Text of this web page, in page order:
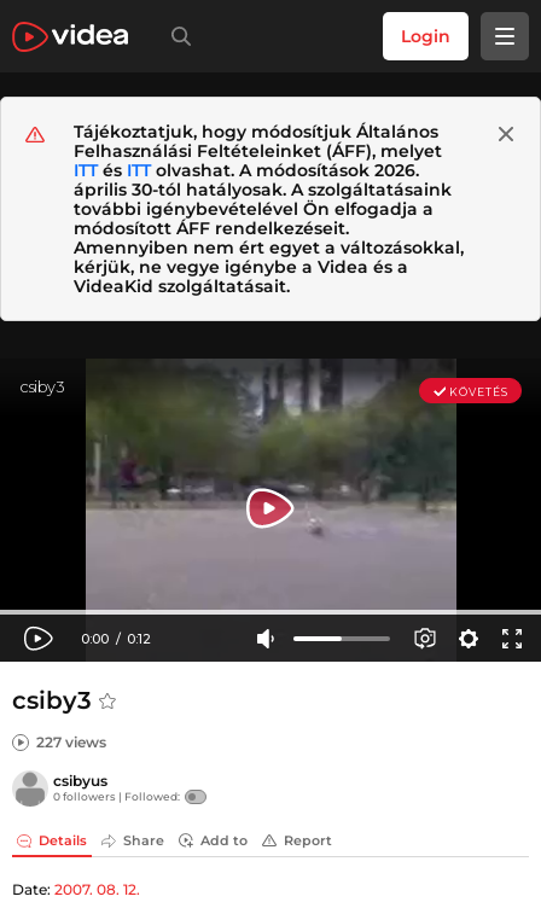
Login
Tájékoztatjuk, hogy módosítjuk Általános
Felhasználási Feltételeinket (ÁFF), melyet
ITTés ITTolvashat. A módosítások 2026.
április 30-tól hatályosak. A szolgáltatásaink
további igénybevételével Ön elfogadja a
módosított ÁFF rendelkezéseit.
Amennyiben nem ért egyet a változásokkal,
kérjük, ne vegye igénybe a Videa és a
VideaKid szolgáltatásait.
csiby3
227 views
csibyus
0 followers | Followed:
Details Share Add to Report
Date: 2007. 08. 12.